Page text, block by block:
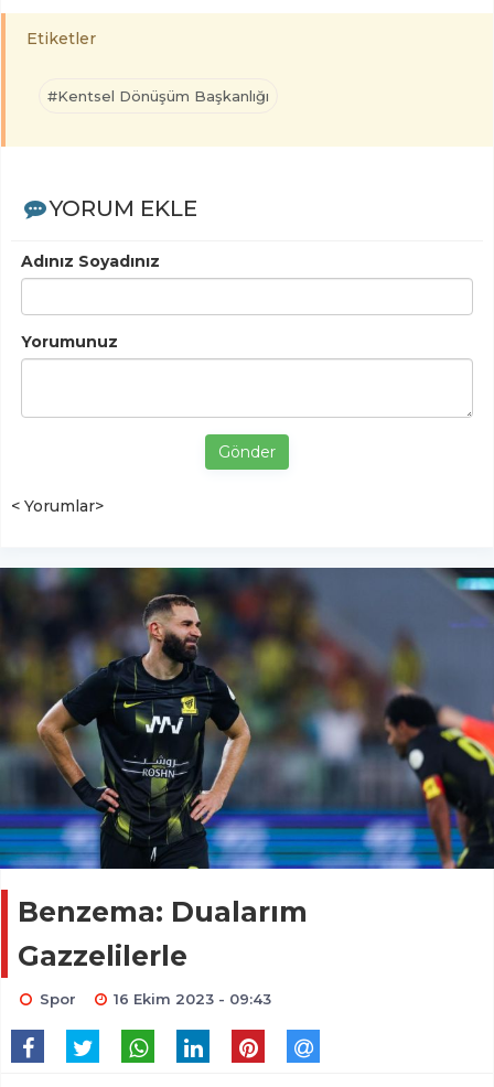
Etiketler
#Kentsel Dönüşüm Başkanlığı
YORUM EKLE
Adınız Soyadınız
Yorumunuz
Gönder
< Yorumlar>
Benzema: Dualarım
Gazzelilerle
Spor 16 Ekim 2023 - 09:43